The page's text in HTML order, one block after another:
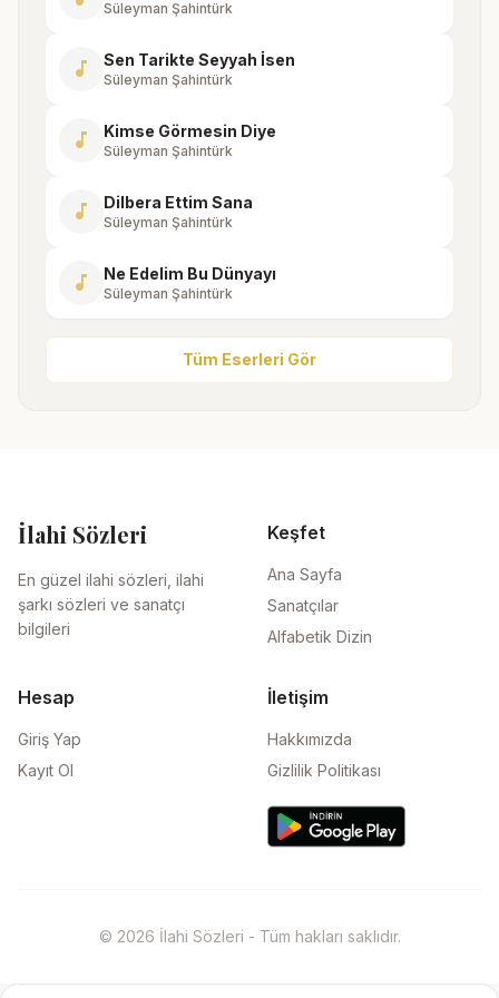
Süleyman Şahintürk
music_note Sen Tarikte Seyyah İsen
Süleyman Şahintürk
music_note Kimse Görmesin Diye
Süleyman Şahintürk
music_note Dilbera Ettim Sana
Süleyman Şahintürk
music_note Ne Edelim Bu Dünyayı
Süleyman Şahintürk
Tüm Eserleri Gör
İlahi Sözleri
En güzel ilahi sözleri, ilahi
şarkı sözleri ve sanatçı
bilgileri
Keşfet
Ana Sayfa
Sanatçılar
Alfabetik Dizin
Hesap
Giriş Yap
Kayıt Ol
İletişim
Hakkımızda
Gizlilik Politikası
© 2026 İlahi Sözleri - Tüm hakları saklıdır.